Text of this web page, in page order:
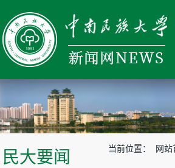
民大要闻 当前位置： 网站